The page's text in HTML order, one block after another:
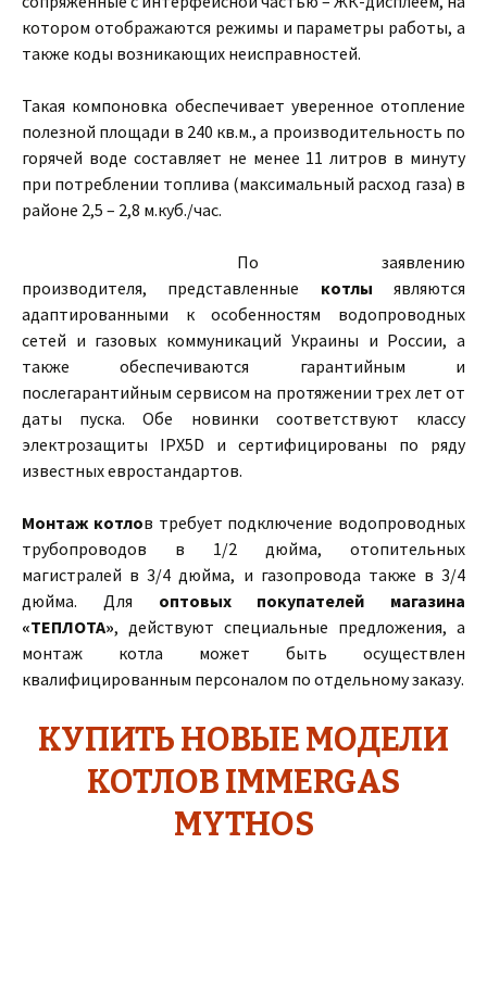
котором отображаются режимы и параметры работы, а
также коды возникающих неисправностей.
Такая компоновка обеспечивает уверенное отопление
полезной площади в 240 кв.м., а производительность по
горячей воде составляет не менее 11 литров в минуту
при потреблении топлива (максимальный расход газа) в
районе 2,5 – 2,8 м.куб./час.
По заявлению
производителя, представленные котлы являются
адаптированными к особенностям водопроводных
сетей и газовых коммуникаций Украины и России, а
также обеспечиваются гарантийным и
послегарантийным сервисом на протяжении трех лет от
даты пуска. Обе новинки соответствуют классу
электрозащиты IPX5D и сертифицированы по ряду
известных евростандартов.
Монтаж котлов требует подключение водопроводных
трубопроводов в 1/2 дюйма, отопительных
магистралей в 3/4 дюйма, и газопровода также в 3/4
дюйма. Для оптовых покупателей
магазина
«ТЕПЛОТА», действуют специальные предложения, а
монтаж котла может быть осуществлен
квалифицированным персоналом по отдельному заказу.
КУПИТЬ НОВЫЕ МОДЕЛИ
КОТЛОВ IMMERGAS
MYTHOS